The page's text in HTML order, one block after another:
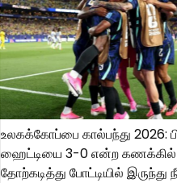
உலகக்கோப்பை கால்பந்து 2026:
ஹைட்டியை 3-0 என்ற கணக்கில்
தோற்கடித்து போட்டியில் இருந்து